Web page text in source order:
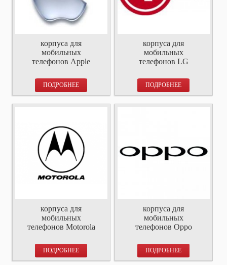
корпуса для
мобильных
телефонов Apple
ПОДРОБНЕЕ
корпуса для
мобильных
телефонов LG
ПОДРОБНЕЕ
корпуса для
мобильных
телефонов Motorola
ПОДРОБНЕЕ
корпуса для
мобильных
телефонов Oppo
ПОДРОБНЕЕ